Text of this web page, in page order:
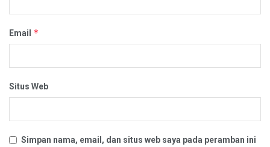
Email *
Situs Web
Simpan nama, email, dan situs web saya pada peramban ini